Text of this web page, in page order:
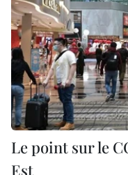
Le point sur le
Est